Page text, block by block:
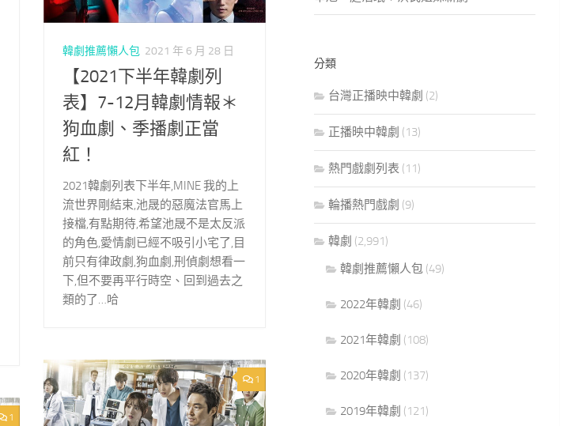
韓劇推薦懶人包 2021 年 6 月 28 日
【2021下半年韓劇列
表】7-12月韓劇情報＊
狗血劇、季播劇正當
紅！
2021韓劇列表下半年,MINE 我的上
流世界剛結束,池晟的惡魔法官馬上
接檔,有點期待,希望池晟不是太反派
的角色,愛情劇已經不吸引小宅了,目
前只有律政劇,狗血劇,刑偵劇想看一
下,但不要再平行時空、回到過去之
類的了…哈
1
1
分類
台灣正播映中韓劇 (2)
正播映中韓劇 (13)
熱門戲劇列表 (11)
輪播熱門戲劇 (9)
韓劇 (2,991)
韓劇推薦懶人包 (49)
2022年韓劇 (46)
2021年韓劇 (108)
2020年韓劇 (137)
2019年韓劇 (121)